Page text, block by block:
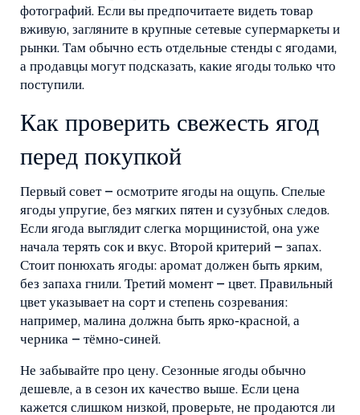
фотографий. Если вы предпочитаете видеть товар
вживую, загляните в крупные сетевые супермаркеты и
рынки. Там обычно есть отдельные стенды с ягодами,
а продавцы могут подсказать, какие ягоды только что
поступили.
Как проверить свежесть ягод
перед покупкой
Первый совет – осмотрите ягоды на ощупь. Спелые
ягоды упругие, без мягких пятен и сузубных следов.
Если ягода выглядит слегка морщинистой, она уже
начала терять сок и вкус. Второй критерий – запах.
Стоит понюхать ягоды: аромат должен быть ярким,
без запаха гнили. Третий момент – цвет. Правильный
цвет указывает на сорт и степень созревания:
например, малина должна быть ярко‑красной, а
черника – тёмно‑синей.
Не забывайте про цену. Сезонные ягоды обычно
дешевле, а в сезон их качество выше. Если цена
кажется слишком низкой, проверьте, не продаются ли